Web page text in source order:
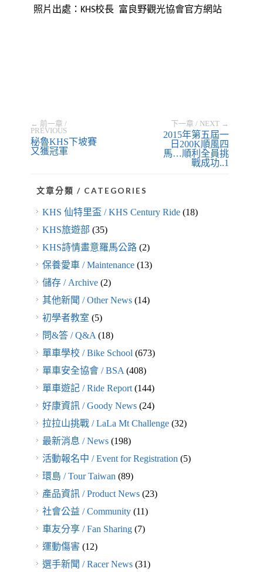
照片出處： KHS校長 富良野觀光協會官方網站
← 前一章 /
PREVIOUS
秘魯KHS下坡賽
又獲冠軍
下一章 / NEXT →
2015年第五屆一
日200K順風四
馬…順利全員挑
戰成功..1
文章分類 / CATEGORIES
KHS 仙特里盃 / KHS Century Ride(18)
KHS旅遊部 (35)
KHS詩情畫意羅馬公路(2)
保養愛車 / Maintenance(13)
儲存 / Archive(2)
其他新聞 / Other News(14)
初學者教室 (5)
問&答 / Q&A (18)
單車學校 / Bike School (673)
單車安全協會 / BSA (408)
單車遊記 / Ride Report(144)
好康資訊 / Goody News(24)
拉拉山挑戰 / LaLa Mt Challenge(32)
最新消息 / News(198)
活動報名中 / Event for Registration (5)
環島 / Tour Taiwan (89)
產品資訊 / Product News(23)
社會公益 / Community(11)
車友分享 / Fan Sharing(7)
運動傷害(12)
選手新聞 / Racer News(31)